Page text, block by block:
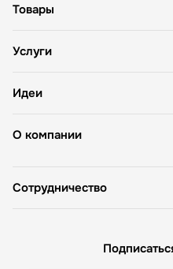
О компании
Товары
Услуги
Идеи
Сотрудничество